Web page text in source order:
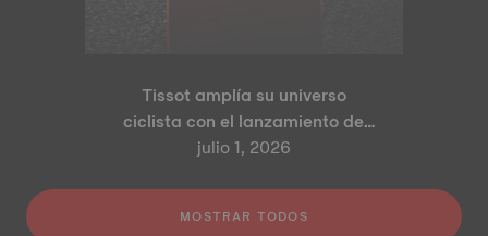
Tissot amplía su universo
ciclista con el lanzamiento de
los modelos PR 100 Tour dejulio 1, 2026
MOSTRAR TODOS